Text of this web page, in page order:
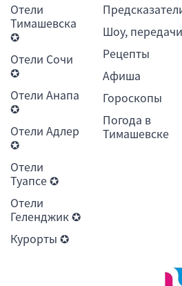
Отели
Тимашевска
✪
Отели Сочи
✪
Отели Анапа
✪
Отели Адлер
✪
Отели
Туапсе ✪
Отели
Геленджик ✪
Курорты ✪
Шоу, передачи
Рецепты
Афиша
Гороскопы
Погода в
Тимашевске